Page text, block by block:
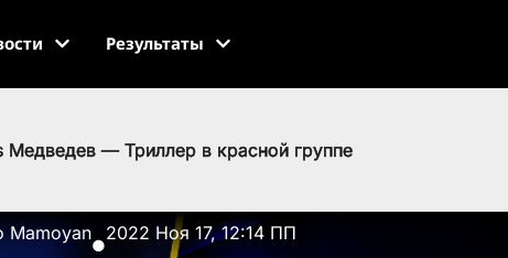
Результаты
Медведев — Триллер в красной группе
Mamoyan
●
2022 Ноя 17, 12:14 ПП